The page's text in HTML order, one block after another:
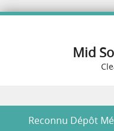
Mid
Reconnu Dépôt